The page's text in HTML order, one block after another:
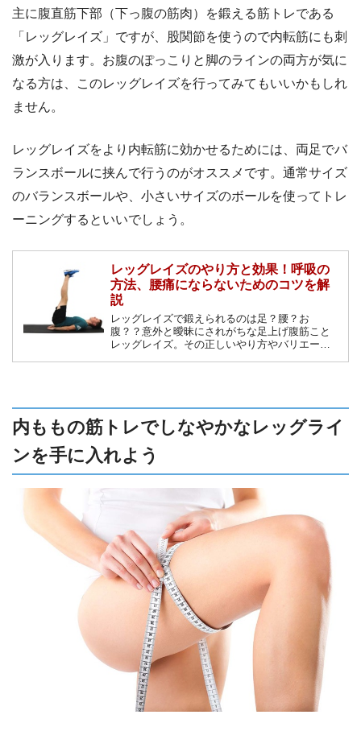
主に腹直筋下部（下っ腹の筋肉）を鍛える筋トレである
「レッグレイズ」ですが、股関節を使うので内転筋にも刺
激が入ります。お腹のぽっこりと脚のラインの両方が気に
なる方は、このレッグレイズを行ってみてもいいかもしれ
ません。
レッグレイズをより内転筋に効かせるためには、両足でバ
ランスボールに挟んで行うのがオススメです。通常サイズ
のバランスボールや、小さいサイズのボールを使ってトレ
ーニングするといいでしょう。
レッグレイズのやり方と効果！呼吸の
方法、腰痛にならないためのコツを解
説
レッグレイズで鍛えられるのは足？腰？お
腹？？意外と曖昧にされがちな足上げ腹筋こと
レッグレイズ。その正しいやり方やバリエーシ
内ももの筋トレでしなやかなレッグライ
ンを手に入れよう